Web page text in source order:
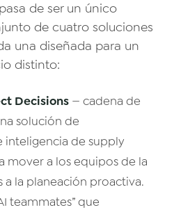
de ser un único
de cuatro soluciones
una diseñada para un
distinto:
Decisions — cadena de
solución de
inteligencia de supply
mover a los equipos de la
a la planeación proactiva.
teammates” que